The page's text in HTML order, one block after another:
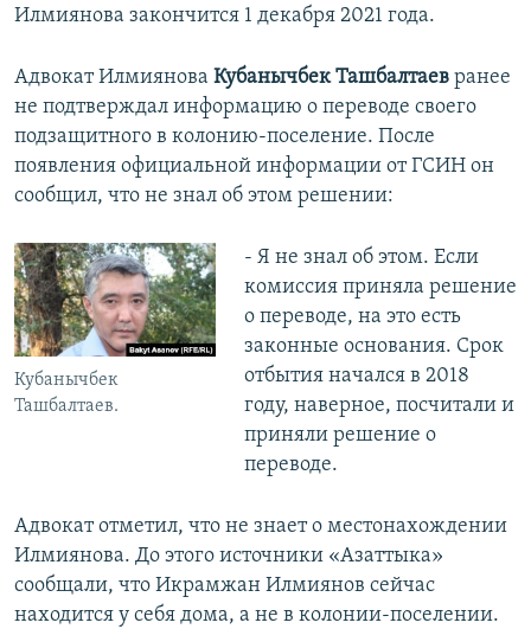
Илмиянова закончится 1 декабря 2021 года.
Адвокат Илмиянова Кубанычбек Ташбалтаев ранее
не подтверждал информацию о переводе своего
подзащитного в колонию-поселение. После
появления официальной информации от ГСИН он
сообщил, что не знал об этом решении:
Кубанычбек
Ташбалтаев.
- Я не знал об этом. Если
комиссия приняла решение
о переводе, на это есть
законные основания. Срок
отбытия начался в 2018
году, наверное, посчитали и
приняли решение о
переводе.
Адвокат отметил, что не знает о местонахождении
Илмиянова. До этого источники «Азаттыка»
сообщали, что Икрамжан Илмиянов сейчас
находится у себя дома, а не в колонии-поселении.